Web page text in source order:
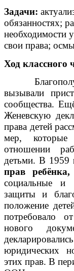
Задачи:
обязанностях;
необходимости
свои права;
Ход классного
вызывали
сообщества.
Женевскую
права детей
мер,
отношении
детьми. В 1959
прав ребёнка,
социальные и
защиты и
положение
потребовало
нового
юридических
этих прав. В